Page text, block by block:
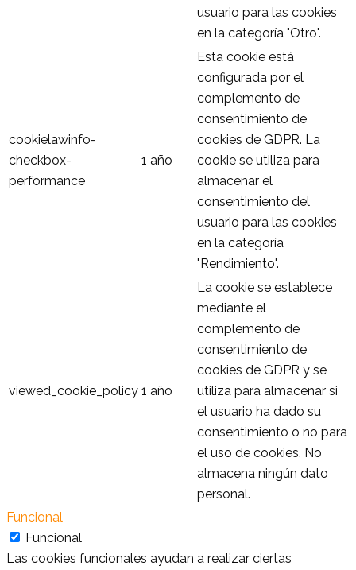
usuario para las cookies
en la categoría "Otro".
cookielawinfo-
checkbox-
performance
1 año
Esta cookie está
configurada por el
complemento de
consentimiento de
cookies de GDPR. La
cookie se utiliza para
almacenar el
consentimiento del
usuario para las cookies
en la categoría
"Rendimiento".
viewed_cookie_policy 1 año
La cookie se establece
mediante el
complemento de
consentimiento de
cookies de GDPR y se
utiliza para almacenar si
el usuario ha dado su
consentimiento o no para
el uso de cookies. No
almacena ningún dato
personal.
Funcional
Funcional
Las cookies funcionales ayudan a realizar ciertas